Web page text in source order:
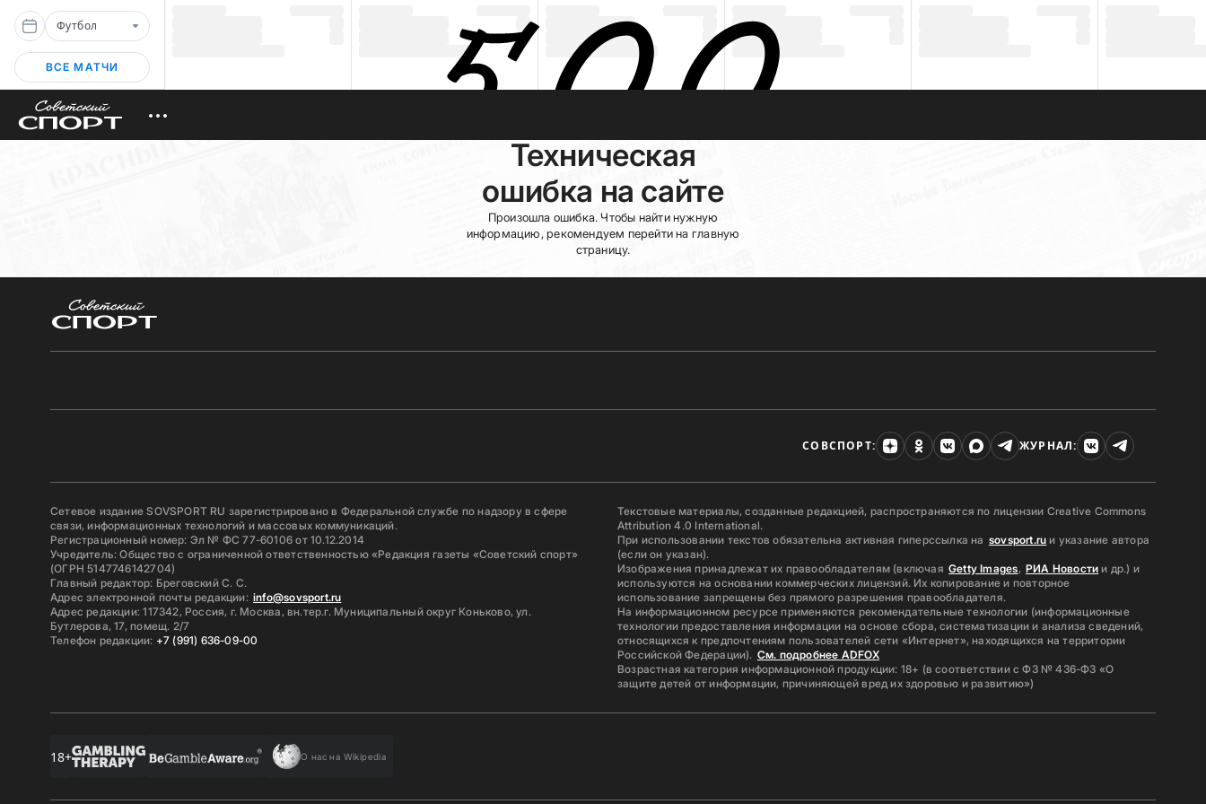
Футбол
ВСЕ МАТЧИ
Техническая
ошибка на сайте
Произошла ошибка. Чтобы найти нужную
информацию, рекомендуем перейти на главную
страницу.
СОВСПОРТ: ЖУРНАЛ:
Сетевое издание SOVSPORT RU зарегистрировано в Федеральной службе по надзору в сфере
связи, информационных технологий и массовых коммуникаций.
Регистрационный номер: Эл № ФС 77-60106 от 10.12.2014
Учредитель: Общество с ограниченной ответственностью «Редакция газеты «Советский спорт»
(ОГРН 5147746142704)
Главный редактор: Бреговский С. С.
Адрес электронной почты редакции: info@sovsport.ru
Адрес редакции: 117342, Россия, г. Москва, вн.тер.г. Муниципальный округ Коньково, ул.
Бутлерова, 17, помещ. 2/7
Телефон редакции: +7 (991) 636-09-00
Текстовые материалы, созданные редакцией, распространяются по лицензии Creative Commons
Attribution 4.0 International.
При использовании текстов обязательна активная гиперссылка на sovsport.ru и указание автора
(если он указан).
Изображения принадлежат их правообладателям (включая Getty Images, РИА Новости и др.) и
используются на основании коммерческих лицензий. Их копирование и повторное
использование запрещены без прямого разрешения правообладателя.
На информационном ресурсе применяются рекомендательные технологии (информационные
технологии предоставления информации на основе сбора, систематизации и анализа сведений,
относящихся к предпочтениям пользователей сети «Интернет», находящихся на территории
Российской Федерации). См. подробнее ADFOX
Возрастная категория информационной продукции: 18+ (в соответствии с ФЗ № 436-ФЗ «О
защите детей от информации, причиняющей вред их здоровью и развитию»)
18+ О нас на Wikipedia